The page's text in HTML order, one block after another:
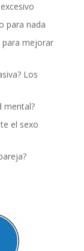
para nada
para mejorar
Los
mental?
el sexo